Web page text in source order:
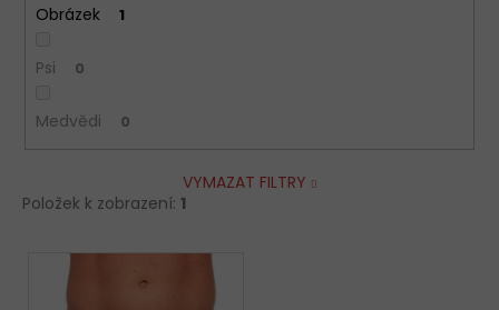
Obrázek 1
Psi 0
Medvědi 0
VYMAZAT FILTRY
Položek k zobrazení: 1